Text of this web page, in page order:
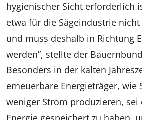
hygienischer Sicht erforderlich
etwa für die Sägeindustrie
und muss deshalb in Richtung
werden”, stellte der
Besonders in der kalten
erneuerbare Energieträger, wie
weniger Strom produzieren, sei